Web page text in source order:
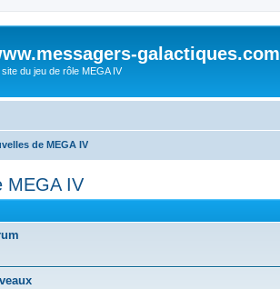
galactiques.com
site du jeu de rôle MEGA IV
de MEGA IV
MEGA IV